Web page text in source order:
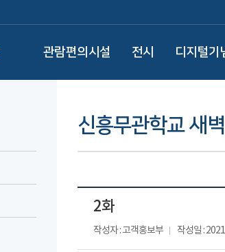
관람편의시설 전시 디지털기
신흥무관학교 새
2화
작성자 : 고객홍보부 작성일 :